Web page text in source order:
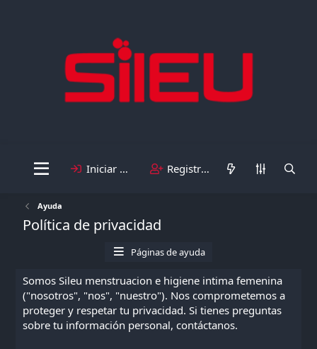
Iniciar sesión Registrarse
Ayuda
Política de privacidad
Páginas de ayuda
Somos Sileu menstruacion e higiene intima femenina
("nosotros", "nos", "nuestro"). Nos comprometemos a
proteger y respetar tu privacidad. Si tienes preguntas
sobre tu información personal,contáctanos.